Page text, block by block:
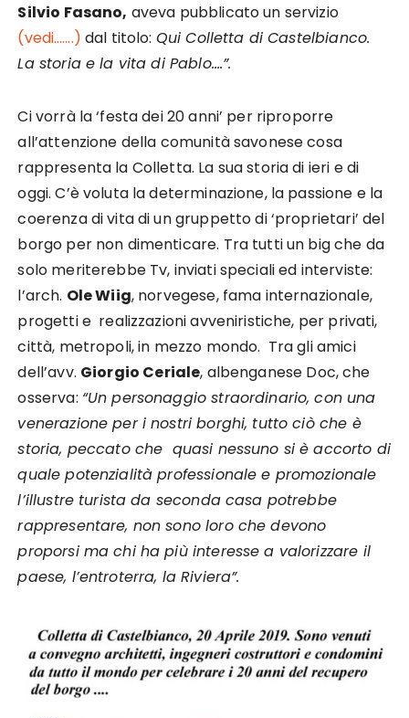
Silvio Fasano, aveva pubblicato un servizio
(vedi…….) dal titolo: Qui Colletta di Castelbianco.
La storia e la vita di Pablo….”.
Ci vorrà la ‘festa dei 20 anni’ per riproporre
all’attenzione della comunità savonese cosa
rappresenta la Colletta. La sua storia di ieri e di
oggi. C’è voluta la determinazione, la passione e la
coerenza di vita di un gruppetto di ‘proprietari’ del
borgo per non dimenticare. Tra tutti un big che da
solo meriterebbe Tv, inviati speciali ed interviste:
l’arch. Ole Wiig, norvegese, fama internazionale,
progetti e realizzazioni avveniristiche, per privati,
città, metropoli, in mezzo mondo. Tra gli amici
dell’avv. Giorgio Ceriale, albenganese Doc, che
osserva: “Un personaggio straordinario, con una
venerazione per i nostri borghi, tutto ciò che è
storia, peccato che quasi nessuno si è accorto di
quale potenzialità professionale e promozionale
l’illustre turista da seconda casa potrebbe
rappresentare, non sono loro che devono
proporsi ma chi ha più interesse a valorizzare il
paese, l’entroterra, la Riviera”.